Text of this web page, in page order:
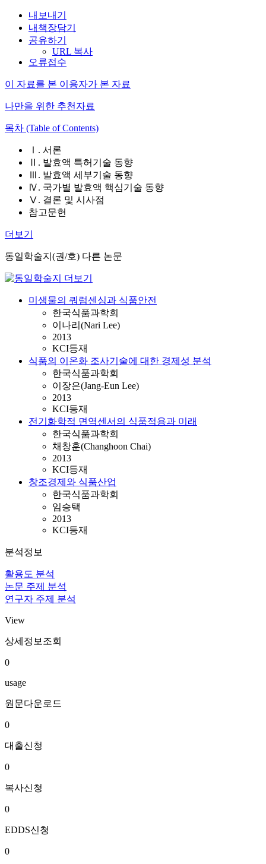
내보내기
내책장담기
공유하기
URL 복사
오류접수
이 자료를 본 이용자가 본 자료
나만을 위한 추천자료
목차 (Table of Contents)
Ⅰ. 서론
Ⅱ. 발효액 특허기술 동향
Ⅲ. 발효액 세부기술 동향
Ⅳ. 국가별 발효액 핵심기술 동향
Ⅴ. 결론 및 시사점
참고문헌
더보기
동일학술지(권/호) 다른 논문
미생물의 쿼럼센싱과 식품안전
한국식품과학회
이나리(Nari Lee)
2013
KCI등재
식품의 이온화 조사기술에 대한 경제성 분석
한국식품과학회
이장은(Jang-Eun Lee)
2013
KCI등재
전기화학적 면역센서의 식품적용과 미래
한국식품과학회
채창훈(Changhoon Chai)
2013
KCI등재
창조경제와 식품산업
한국식품과학회
임승택
2013
KCI등재
분석정보
활용도 분석
논문 주제 분석
연구자 주제 분석
View
상세정보조회
0
usage
원문다운로드
0
대출신청
0
복사신청
0
EDDS신청
0